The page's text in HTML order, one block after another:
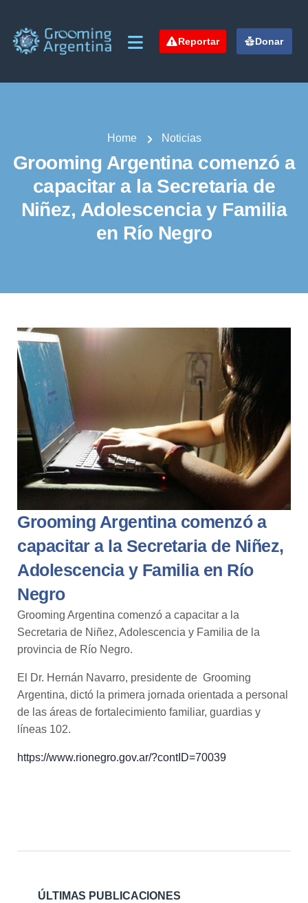
Reportar Donar
Home Noticias
Grooming Argentina comenzó a
capacitar a la Secretaria de
Niñez, Adolescencia y Familia
en Río Negro
Grooming Argentina comenzó a
capacitar a la Secretaria de Niñez,
Adolescencia y Familia en Río
Negro
Grooming Argentina comenzó a capacitar a la
Secretaria de Niñez, Adolescencia y Familia de la
provincia de Río Negro.
El Dr. Hernán Navarro, presidente de Grooming
Argentina, dictó la primera jornada orientada a personal
de las áreas de fortalecimiento familiar, guardias y
líneas 102.
https://www.rionegro.gov.ar/?contID=70039
ÚLTIMAS PUBLICACIONES